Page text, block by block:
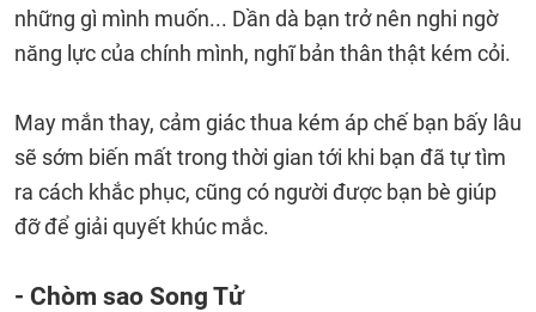
những gì mình muốn... Dần dà bạn trở nên nghi ngờ
năng lực của chính mình, nghĩ bản thân thật kém cỏi.
May mắn thay, cảm giác thua kém áp chế bạn bấy lâu
sẽ sớm biến mất trong thời gian tới khi bạn đã tự tìm
ra cách khắc phục, cũng có người được bạn bè giúp
đỡ để giải quyết khúc mắc.
- Chòm sao Song Tử